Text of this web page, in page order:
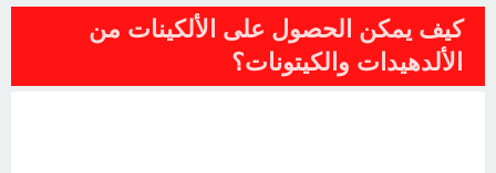
كيف يمكن الحصول على الألكينات من
الألدهيدات والكيتونات؟